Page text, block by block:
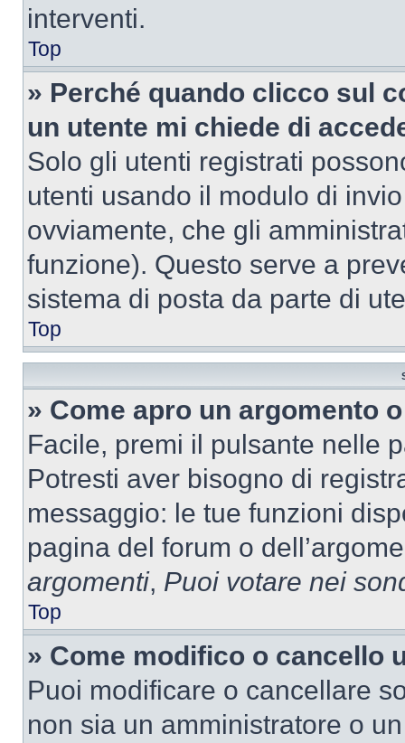
interventi.
Top
» Perché quando clicco sul
un utente mi chiede di
Solo gli utenti registrati
utenti usando il modulo di
ovviamente, che gli
funzione). Questo serve a
sistema di posta da parte di
Top
» Come apro un argomento
Facile, premi il pulsante nelle
Potresti aver bisogno di
messaggio: le tue funzioni
pagina del forum o
argomenti, Puoi votare nei
Top
» Come modifico o cancello
Puoi modificare o cancellare
non sia un amministratore o